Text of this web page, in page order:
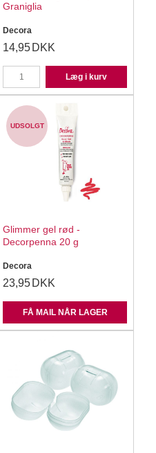
Graniglia
Decora
14,95 DKK
Læg i kurv
UDSOLGT
Glimmer gel rød -
Decorpenna 20 g
Decora
23,95 DKK
FÅ MAIL NÅR LAGER